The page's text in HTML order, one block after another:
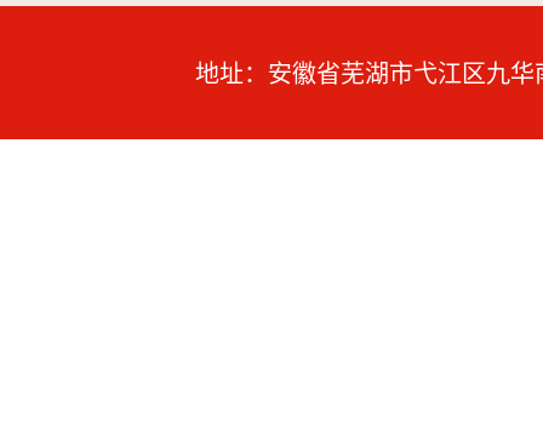
地址：安徽省芜湖市弋江